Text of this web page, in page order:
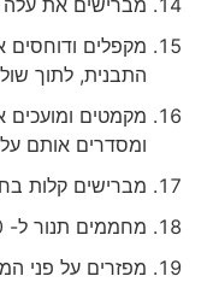
מקפלים ודוחסים
התבנית, לתוך שולי
מקמטים ומועכים
ומסדרים אותם על
מברישים קלות
מחממים תנור ל- 200 מעלות
מפזרים על פני